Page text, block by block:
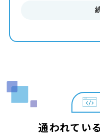
通われてい